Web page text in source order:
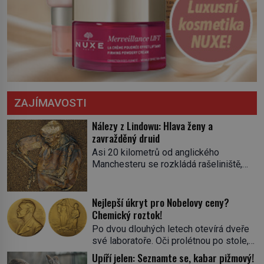
ZAJÍMAVOSTI
Nálezy z Lindowu: Hlava ženy a
zavražděný druid
Asi 20 kilometrů od anglického
Manchesteru se rozkládá rašeliniště,
minulosti. Na kalendáři bychom
nalistovali 13. května 1983. Těžaři Andy
Mould a Stephen Dooley zaregistrují na
dopravním pásu něco neobvyklého.
„Není to fotbalový míč?“ uchechtne se
jeden z nich. Stroj zastaví a předmět
Nejlepší úkryt pro Nobelovy ceny?
Chemický roztok!
Po dvou dlouhých letech otevírá dveře
své laboratoře. Oči prolétnou po stole,
aby pak ulpěly na regálu, kde se nachází
Upíří jelen: Seznamte se, kabar pižmový!